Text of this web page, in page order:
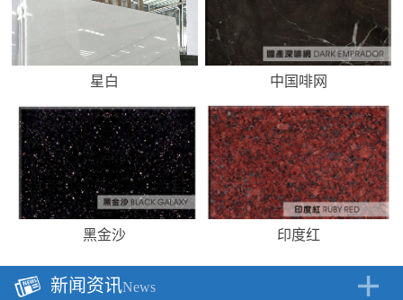
星白 中国啡网
黑金沙 印度红
新闻资讯News